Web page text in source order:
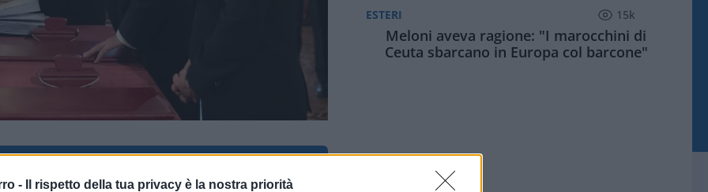
- Il rispetto della tua privacy è la nostra priorità
su Google
ESTERI 15k
Meloni aveva ragione: "I marocchini di
Ceuta sbarcano in Europa col barcone"